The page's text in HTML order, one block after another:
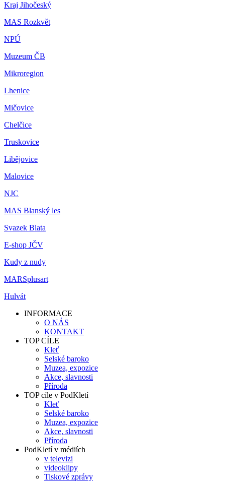
Kraj Jihočeský
MAS Rozkvět
NPÚ
Muzeum ČB
Mikroregion
Lhenice
Mičovice
Chelčice
Truskovice
Libějovice
Malovice
NJC
MAS Blanský les
Svazek Blata
E-shop JČV
Kudy z nudy
MARSplusart
Hulvát
INFORMACE
O NÁS
KONTAKT
TOP CÍLE
Kleť
Selské baroko
Muzea, expozice
Akce, slavnosti
Příroda
TOP cíle v PodKletí
Kleť
Selské baroko
Muzea, expozice
Akce, slavnosti
Příroda
PodKletí v médiích
v televizi
videoklipy
Tiskové zprávy